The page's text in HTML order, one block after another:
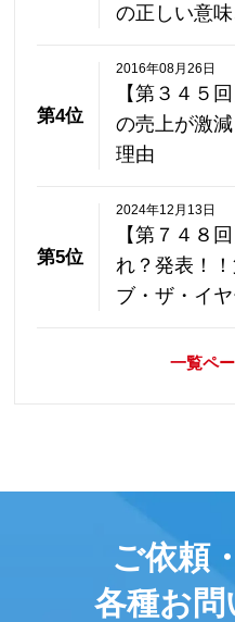
の正しい意
第4位
2016年08月26日
【第３４５
の売上が激
理由
第5位
2024年12月13日
【第７４８
れ？発表！
ブ・ザ・イ
一覧ペ
ご依頼
各種お問